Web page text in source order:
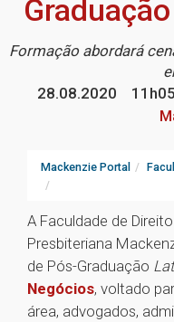
Formação abordará
28.08.2020
11h05
Mackenzie Portal
A Faculdade de
Presbiteriana
de Pós-Graduação
Negócios, voltado
área, advogados,